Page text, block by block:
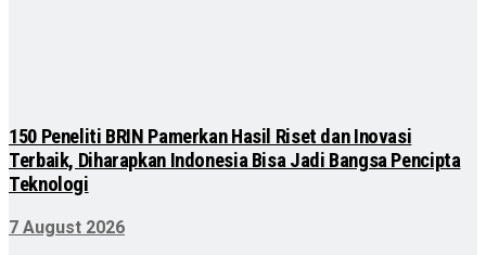
150 Peneliti BRIN Pamerkan Hasil Riset dan Inovasi
Terbaik, Diharapkan Indonesia Bisa Jadi Bangsa Pencipta
Teknologi
7 August 2026